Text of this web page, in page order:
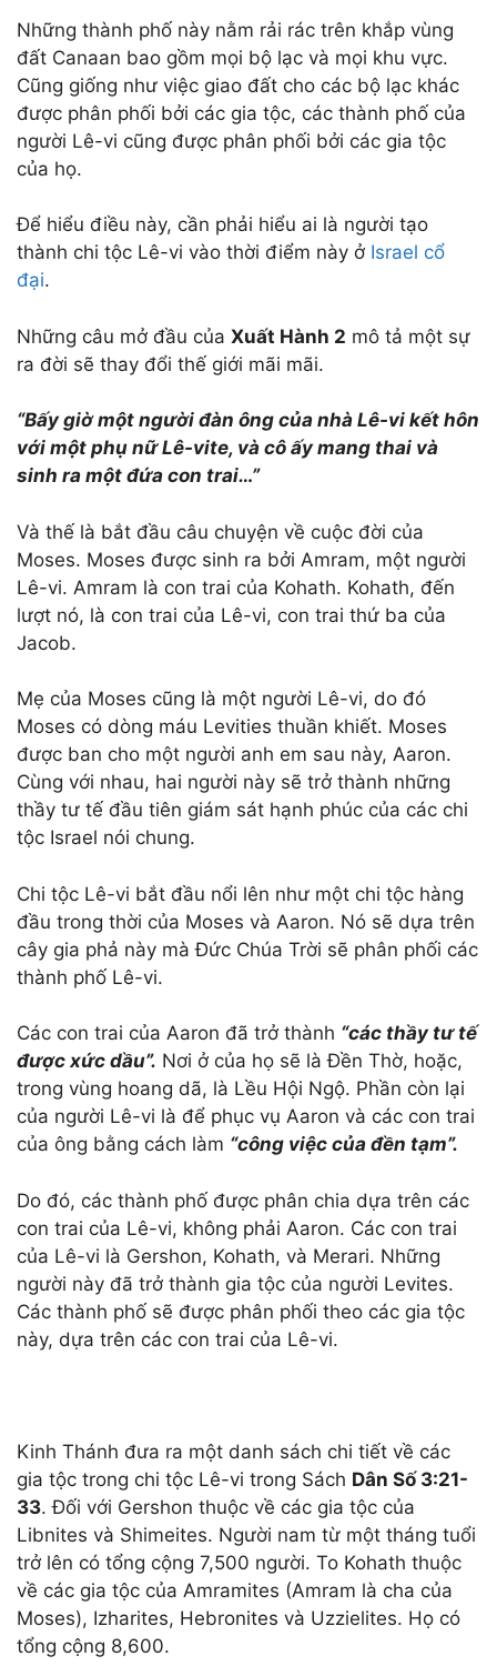
Những thành phố này nằm rải rác trên khắp vùng
đất Canaan bao gồm mọi bộ lạc và mọi khu vực.
Cũng giống như việc giao đất cho các bộ lạc khác
được phân phối bởi các gia tộc, các thành phố của
người Lê-vi cũng được phân phối bởi các gia tộc
của họ.
Để hiểu điều này, cần phải hiểu ai là người tạo
thành chi tộc Lê-vi vào thời điểm này ở Israel cổ
đại.
Những câu mở đầu của Xuất Hành 2 mô tả một sự
ra đời sẽ thay đổi thế giới mãi mãi.
“Bấy giờ một người đàn ông của nhà Lê-vi kết hôn
với một phụ nữ Lê-vite, và cô ấy mang thai và
sinh ra một đứa con trai…”
Và thế là bắt đầu câu chuyện về cuộc đời của
Moses. Moses được sinh ra bởi Amram, một người
Lê-vi. Amram là con trai của Kohath. Kohath, đến
lượt nó, là con trai của Lê-vi, con trai thứ ba của
Jacob.
Mẹ của Moses cũng là một người Lê-vi, do đó
Moses có dòng máu Levities thuần khiết. Moses
được ban cho một người anh em sau này, Aaron.
Cùng với nhau, hai người này sẽ trở thành những
thầy tư tế đầu tiên giám sát hạnh phúc của các chi
tộc Israel nói chung.
Chi tộc Lê-vi bắt đầu nổi lên như một chi tộc hàng
đầu trong thời của Moses và Aaron. Nó sẽ dựa trên
cây gia phả này mà Đức Chúa Trời sẽ phân phối các
thành phố Lê-vi.
Các con trai của Aaron đã trở thành “các thầy tư tế
được xức dầu”. Nơi ở của họ sẽ là Đền Thờ, hoặc,
trong vùng hoang dã, là Lều Hội Ngộ. Phần còn lại
của người Lê-vi là để phục vụ Aaron và các con trai
của ông bằng cách làm “công việc của đền tạm”.
Do đó, các thành phố được phân chia dựa trên các
con trai của Lê-vi, không phải Aaron. Các con trai
của Lê-vi là Gershon, Kohath, và Merari. Những
người này đã trở thành gia tộc của người Levites.
Các thành phố sẽ được phân phối theo các gia tộc
này, dựa trên các con trai của Lê-vi.
Kinh Thánh đưa ra một danh sách chi tiết về các
gia tộc trong chi tộc Lê-vi trong Sách Dân Số 3:21-
33. Đối với Gershon thuộc về các gia tộc của
Libnites và Shimeites. Người nam từ một tháng tuổi
trở lên có tổng cộng 7,500 người. To Kohath thuộc
về các gia tộc của Amramites (Amram là cha của
Moses), Izharites, Hebronites và Uzzielites. Họ có
tổng cộng 8,600.